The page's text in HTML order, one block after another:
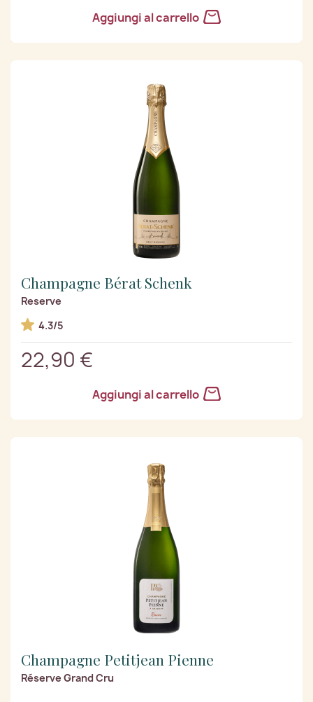
Aggiungi al carrello
Champagne Bérat Schenk
Reserve
4.3/5
22,90 €
Aggiungi al carrello
Champagne Petitjean Pienne
Réserve Grand Cru